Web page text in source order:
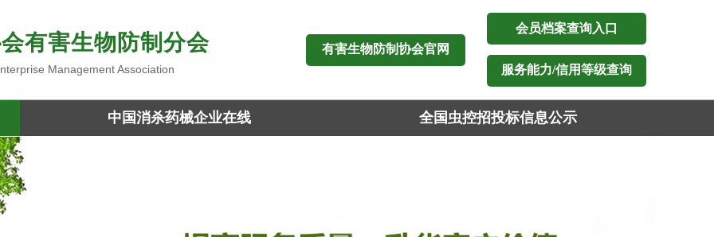
有害生物防制分会 有害生物防制协会官网
Management Association 服务能力/信用等级查询
会员档案查询入口
中国消杀药械企业在线 全国虫控招投标信息公示